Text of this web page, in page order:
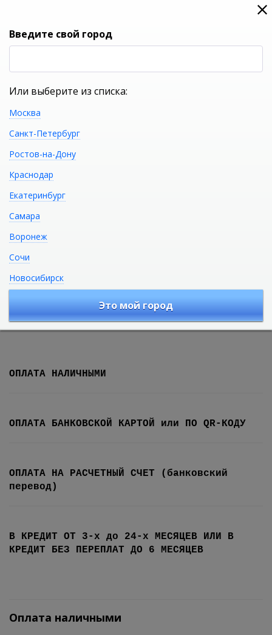
0
Способы оплаты
В настоящий момент, в зависимости от выбранного Вами
способа доставки товара, могут использоваться различные
способы оплаты заказа:
ОПЛАТА НАЛИЧНЫМИ
ОПЛАТА БАНКОВСКОЙ КАРТОЙ или ПО QR-КОДУ
ОПЛАТА НА РАСЧЕТНЫЙ СЧЕТ (банковский
перевод)
В КРЕДИТ ОТ 3-х до 24-х МЕСЯЦЕВ ИЛИ В
КРЕДИТ БЕЗ ПЕРЕПЛАТ ДО 6 МЕСЯЦЕВ
Оплата наличными
Введите свой город
Или выберите из списка:
Москва
Санкт-Петербург
Ростов-на-Дону
Краснодар
Екатеринбург
Самара
Воронеж
Сочи
Новосибирск
Это мой город